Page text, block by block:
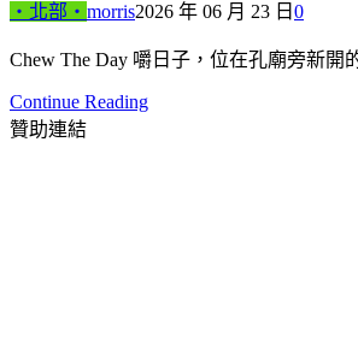
‧北部‧ morris2026 年 06 月 23 日 0
Chew The Day 嚼日子，位在孔廟旁新
Continue Reading
贊助連結